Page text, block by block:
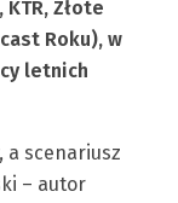
Złote
Roku), w
letnich
a scenariusz
– autor